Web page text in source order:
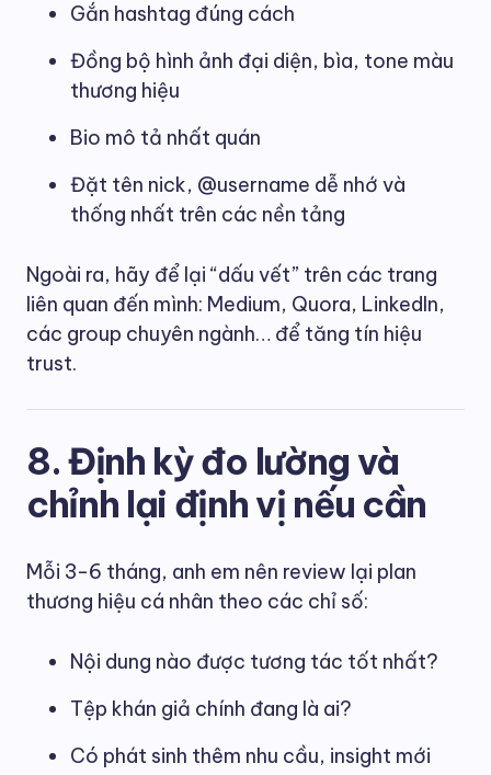
Gắn hashtag đúng cách
Đồng bộ hình ảnh đại diện, bìa, tone màu
thương hiệu
Bio mô tả nhất quán
Đặt tên nick, @username dễ nhớ và
thống nhất trên các nền tảng
Ngoài ra, hãy để lại “dấu vết” trên các trang
liên quan đến mình: Medium, Quora, LinkedIn,
các group chuyên ngành… để tăng tín hiệu
trust.
8. Định kỳ đo lường và
chỉnh lại định vị nếu cần
Mỗi 3-6 tháng, anh em nên review lại plan
thương hiệu cá nhân theo các chỉ số:
Nội dung nào được tương tác tốt nhất?
Tệp khán giả chính đang là ai?
Có phát sinh thêm nhu cầu, insight mới